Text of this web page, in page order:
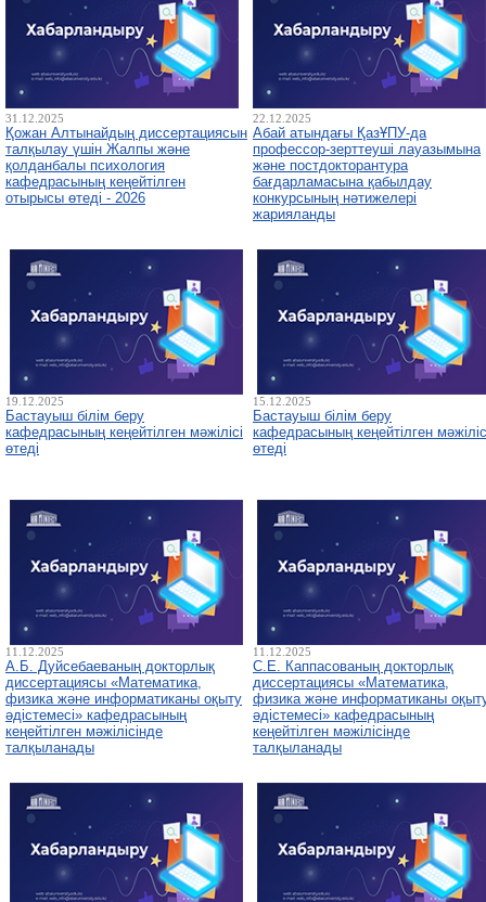
31.12.2025
Қожан Алтынайдың диссертациясын
талқылау үшін Жалпы және
қолданбалы психология
кафедрасының кеңейтілген
отырысы өтеді - 2026
22.12.2025
Абай атындағы ҚазҰПУ-да
профессор-зерттеуші лауазымына
және постдокторантура
бағдарламасына қабылдау
конкурсының нәтижелері
жарияланды
19.12.2025
Бастауыш білім беру
кафедрасының кеңейтілген мәжілісі
өтеді
15.12.2025
Бастауыш білім беру
кафедрасының кеңейтілген
өтеді
11.12.2025
А.Б. Дуйсебаеваның докторлық
диссертациясы «Математика,
физика және информатиканы оқыту
әдістемесі» кафедрасының
кеңейтілген мәжілісінде
талқыланады
11.12.2025
С.Е. Каппасованың докторлық
диссертациясы «Математика,
физика және информатиканы
әдістемесі» кафедрасының
кеңейтілген мәжілісінде
талқыланады